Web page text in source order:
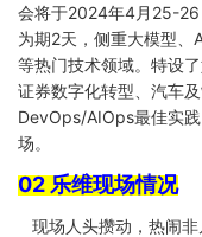
会将于2024年4月25-26
为期2天，侧重大模型、
等热门技术领域。特设
证券数字化转型、汽车
DevOps/AIOps最佳实
场。
02 乐维现场情况
现场人头攒动，热闹